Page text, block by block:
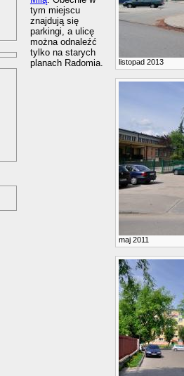
listopad 2013
maj 2011
tym miejscu
znajdują się
parkingi, a ulicę
można odnaleźć
tylko na starych
planach Radomia.